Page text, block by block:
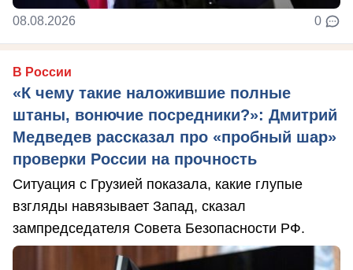
08.08.2026 0
В России
«К чему такие наложившие полные
штаны, вонючие посредники?»: Дмитрий
Медведев рассказал про «пробный шар»
проверки России на прочность
Ситуация с Грузией показала, какие глупые
взгляды навязывает Запад, сказал
зампредседателя Совета Безопасности РФ.